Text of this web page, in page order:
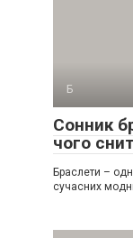
Б
Сонник
чого
Браслети –
сучасних